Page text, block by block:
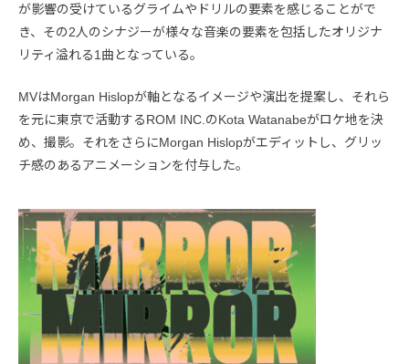
が影響の受けているグライムやドリルの要素を感じることがで
き、その2人のシナジーが様々な音楽の要素を包括したオリジナ
リティ溢れる1曲となっている。
MVはMorgan Hislopが軸となるイメージや演出を提案し、それら
を元に東京で活動するROM INC.のKota Watanabeがロケ地を決
め、撮影。それをさらにMorgan Hislopがエディットし、グリッ
チ感のあるアニメーションを付与した。